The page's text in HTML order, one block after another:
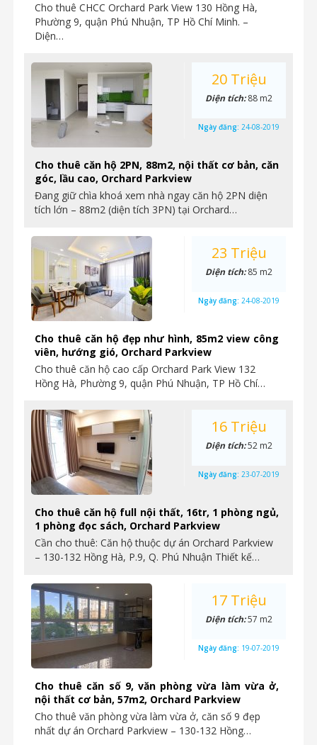
Cho thuê CHCC Orchard Park View 130 Hồng Hà,
Phường 9, quận Phú Nhuận, TP Hồ Chí Minh. –
Diện…
Cho thuê căn hộ 2PN, 88m2, nội thất cơ bản, căn
góc, lầu cao, Orchard Parkview
Đang giữ chìa khoá xem nhà ngay căn hộ 2PN diện
tích lớn – 88m2 (diện tích 3PN) tại Orchard…
20 Triệu
Diện tích:88 m2
Ngày đăng: 24-08-2019
Cho thuê căn hộ đẹp như hình, 85m2 view công
viên, hướng gió, Orchard Parkview
Cho thuê căn hộ cao cấp Orchard Park View 132
Hồng Hà, Phường 9, quận Phú Nhuận, TP Hồ Chí…
23 Triệu
Diện tích:85 m2
Ngày đăng: 24-08-2019
Cho thuê căn hộ full nội thất, 16tr, 1 phòng ngủ,
1 phòng đọc sách, Orchard Parkview
Cần cho thuê: Căn hộ thuộc dự án Orchard Parkview
– 130-132 Hồng Hà, P.9, Q. Phú Nhuận Thiết kế…
16 Triệu
Diện tích:52 m2
Ngày đăng: 23-07-2019
Cho thuê căn số 9, văn phòng vừa làm vừa ở,
nội thất cơ bản, 57m2, Orchard Parkview
Cho thuê văn phòng vừa làm vừa ở, căn số 9 đẹp
nhất dự án Orchard Parkview – 130-132 Hồng…
17 Triệu
Diện tích:57 m2
Ngày đăng: 19-07-2019